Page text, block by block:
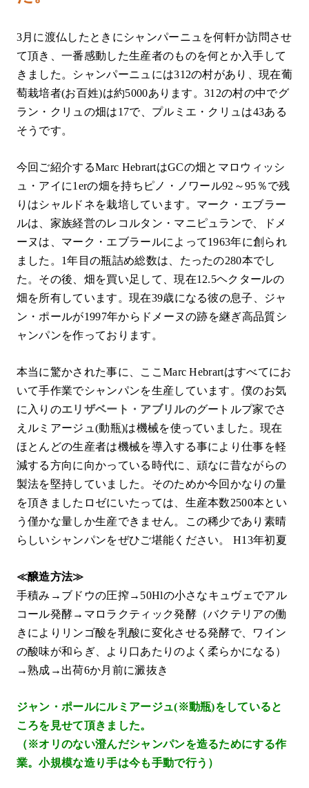
3月に渡仏したときにシャンパーニュを何軒か訪問させ
て頂き、一番感動した生産者のものを何とか入手して
きました。シャンパーニュには312の村があり、現在葡
萄栽培者(お百姓)は約5000あります。312の村の中でグ
ラン・クリュの畑は17で、プルミエ・クリュは43ある
そうです。
今回ご紹介するMarc HebrartはGCの畑とマロウィッシ
ュ・アイに1erの畑を持ちピノ・ノワール92～95％で残
りはシャルドネを栽培しています。マーク・エブラー
ルは、家族経営のレコルタン・マニピュランで、ドメ
ーヌは、マーク・エブラールによって1963年に創られ
ました。1年目の瓶詰め総数は、たったの280本でし
た。その後、畑を買い足して、現在12.5ヘクタールの
畑を所有しています。現在39歳になる彼の息子、ジャ
ン・ポールが1997年からドメーヌの跡を継ぎ高品質シ
ャンパンを作っております。
本当に驚かされた事に、ここMarc Hebrartはすべてにお
いて手作業でシャンパンを生産しています。僕のお気
に入りのエリザベート・アブリルのグートルプ家でさ
えルミアージュ(動瓶)は機械を使っていました。現在
ほとんどの生産者は機械を導入する事により仕事を軽
減する方向に向かっている時代に、頑なに昔ながらの
製法を堅持していました。そのためか今回かなりの量
を頂きましたロゼにいたっては、生産本数2500本とい
う僅かな量しか生産できません。この稀少であり素晴
らしいシャンパンをぜひご堪能ください。 H13年初夏
≪醸造方法≫
手積み→ブドウの圧搾→50Hlの小さなキュヴェでアル
コール発酵→マロラクティック発酵（バクテリアの働
きによりリンゴ酸を乳酸に変化させる発酵で、ワイン
の酸味が和らぎ、より口あたりのよく柔らかになる）
→熟成→出荷6か月前に澱抜き
ジャン・ポールにルミアージュ(※動瓶)をしていると
ころを見せて頂きました。
（※オリのない澄んだシャンパンを造るためにする作
業。小規模な造り手は今も手動で行う）